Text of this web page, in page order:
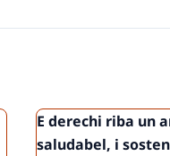
Derechonan ku
un
na Hulanda,
humano, konsehá
nos por evaluá pa
E derechi riba un
saludabel, i